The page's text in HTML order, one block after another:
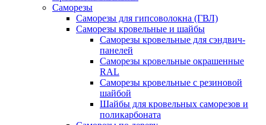
Саморезы
Саморезы для гипсоволокна (ГВЛ)
Саморезы кровельные и шайбы
Саморезы кровельные для сэндвич-
панелей
Саморезы кровельные окрашенные
RAL
Саморезы кровельные с резиновой
шайбой
Шайбы для кровельных саморезов и
поликарбоната